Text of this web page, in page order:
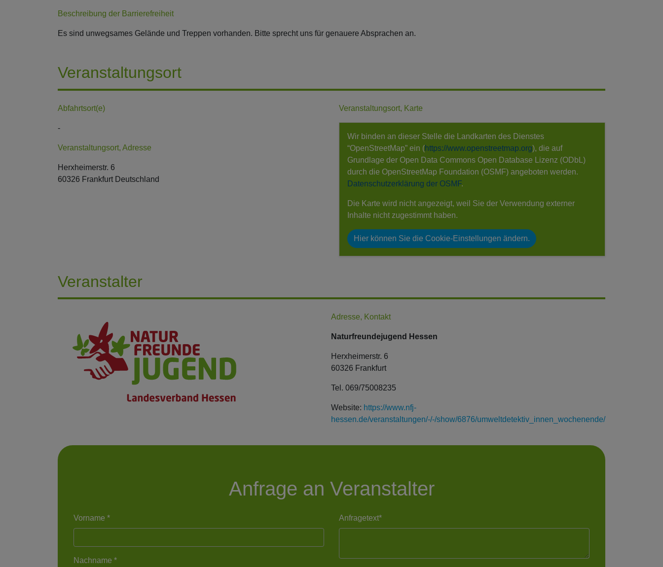
Beschreibung der Barrierefreiheit
Es sind unwegsames Gelände und Treppen vorhanden. Bitte sprecht uns für genauere Absprachen an.
Veranstaltungsort
Abfahrtsort(e)
-
Veranstaltungsort, Adresse
Herxheimerstr. 6
60326 Frankfurt Deutschland
Veranstaltungsort, Karte
Wir binden an dieser Stelle die Landkarten des Dienstes
“OpenStreetMap” ein (https://www.openstreetmap.org), die auf
Grundlage der Open Data Commons Open Database Lizenz (ODbL)
durch die OpenStreetMap Foundation (OSMF) angeboten werden.
Datenschutzerklärung der OSMF.
Die Karte wird nicht angezeigt, weil Sie der Verwendung externer
Inhalte nicht zugestimmt haben.
Hier können Sie die Cookie-Einstellungen ändern.
Veranstalter
Adresse, Kontakt
Naturfreundejugend Hessen
Herxheimerstr. 6
60326 Frankfurt
Tel. 069/75008235
Website: https://www.nfj-
hessen.de/veranstaltungen/-/-/show/6876/umweltdetektiv_innen_wochenende/
Anfrage an Veranstalter
Vorname *
Nachname *
Anfragetext*